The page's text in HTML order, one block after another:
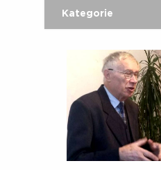
Kategorie